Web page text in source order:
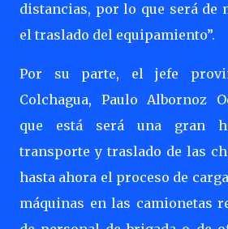
distancias, por lo que será de
el traslado del equipamiento”.
Por su parte, el jefe
Colchagua, Paulo Albornoz
que está será una gran
transporte y traslado de las
hasta ahora el proceso de
máquinas en las camionetas